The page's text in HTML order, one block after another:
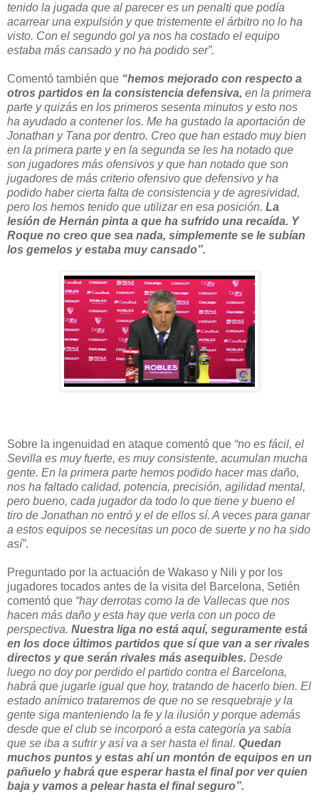
tenido la jugada que al parecer es un penalti que podía
acarrear una expulsión y que tristemente el árbitro no lo ha
visto. Con el segundo gol ya nos ha costado el equipo
estaba más cansado y no ha podido ser”.
Comentó también que “hemos mejorado con respecto a
otros partidos en la consistencia defensiva, en la primera
parte y quizás en los primeros sesenta minutos y esto nos
ha ayudado a contener los. Me ha gustado la aportación de
Jonathan y Tana por dentro. Creo que han estado muy bien
en la primera parte y en la segunda se les ha notado que
son jugadores más ofensivos y que han notado que son
jugadores de más criterio ofensivo que defensivo y ha
podido haber cierta falta de consistencia y de agresividad,
pero los hemos tenido que utilizar en esa posición. La
lesión de Hernán pinta a que ha sufrido una recaída. Y
Roque no creo que sea nada, simplemente se le subían
los gemelos y estaba muy cansado”.
Sobre la ingenuidad en ataque comentó que “no es fácil, el
Sevilla es muy fuerte, es muy consistente, acumulan mucha
gente. En la primera parte hemos podido hacer mas daño,
nos ha faltado calidad, potencia, precisión, agilidad mental,
pero bueno, cada jugador da todo lo que tiene y bueno el
tiro de Jonathan no entró y el de ellos sí. A veces para ganar
a estos equipos se necesitas un poco de suerte y no ha sido
así”.
Preguntado por la actuación de Wakaso y Nili y por los
jugadores tocados antes de la visita del Barcelona, Setién
comentó que “hay derrotas como la de Vallecas que nos
hacen más daño y esta hay que verla con un poco de
perspectiva. Nuestra liga no está aquí, seguramente está
en los doce últimos partidos que sí que van a ser rivales
directos y que serán rivales más asequibles. Desde
luego no doy por perdido el partido contra el Barcelona,
habrá que jugarle igual que hoy, tratando de hacerlo bien. El
estado anímico trataremos de que no se resquebraje y la
gente siga manteniendo la fe y la ilusión y porque además
desde que el club se incorporó a esta categoría ya sabía
que se iba a sufrir y así va a ser hasta el final. Quedan
muchos puntos y estas ahí un montón de equipos en un
pañuelo y habrá que esperar hasta el final por ver quien
baja y vamos a pelear hasta el final seguro”.